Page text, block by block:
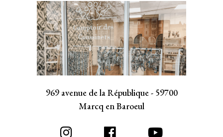
969 avenue de la République - 59700
Marcq en Baroeul